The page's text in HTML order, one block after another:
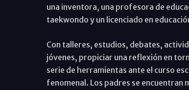
una inventora, una profesora de
taekwondo y un licenciado en
Con talleres, estudios, debates,
jóvenes, propiciar una reflexión en
serie de herramientas ante el curso
fenomenal. Los padres se encuentran